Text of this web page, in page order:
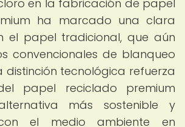
en la fabricación de papel
ha marcado una clara
el papel tradicional, que aún
convencionales de blanqueo
distinción tecnológica refuerza
papel reciclado premium
más sostenible y
el medio ambiente en